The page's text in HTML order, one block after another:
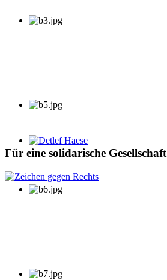
Detlef Haese
Für eine solidarische Gesellschaft